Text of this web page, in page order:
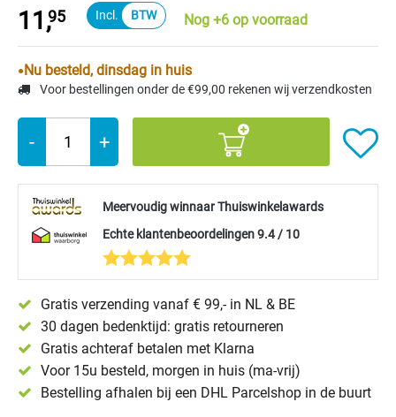
11,95 Nog +6 op voorraad
Nu besteld, dinsdag in huis
Voor bestellingen onder de €99,00 rekenen wij verzendkosten
- +
Meervoudig winnaar Thuiswinkelawards
Echte klantenbeoordelingen 9.4 / 10
Gratis verzending vanaf € 99,- in NL & BE
30 dagen bedenktijd: gratis retourneren
Gratis achteraf betalen met Klarna
Voor 15u besteld, morgen in huis (ma-vrij)
Bestelling afhalen bij een DHL Parcelshop in de buurt